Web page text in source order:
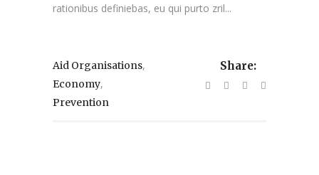
rationibus definiebas, eu qui purto zril...
Aid Organisations,
Economy,
Prevention
Share: